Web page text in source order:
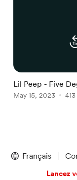
Lil Peep - Five
May 15, 2023
of
Français
Lancez